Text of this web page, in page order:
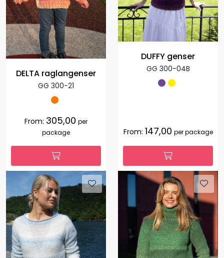
DELTA raglangenser
GG 300-21
From: 305,00 per
package
DUFFY genser
GG 300-04B
From: 147,00 per package